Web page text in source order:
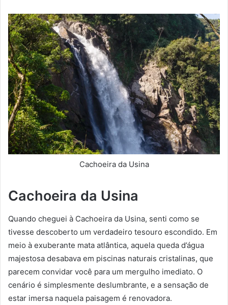
Cachoeira da Usina
Cachoeira da Usina
Quando cheguei à Cachoeira da Usina, senti como se
tivesse descoberto um verdadeiro tesouro escondido. Em
meio à exuberante mata atlântica, aquela queda d’água
majestosa desabava em piscinas naturais cristalinas, que
parecem convidar você para um mergulho imediato. O
cenário é simplesmente deslumbrante, e a sensação de
estar imersa naquela paisagem é renovadora.